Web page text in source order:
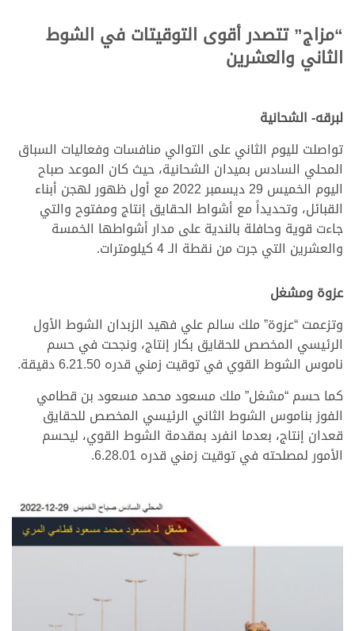
“مزاج” تتصدر أقوى التوقيتات في الشوط
الثاني والعشرين
لبرقه- الشحانية
تواصلت لليوم الثاني على التوالي منافسات وفعاليات السباق
المحلي السادس بميدان الشحانية، حيث كان الموعد صباح
اليوم الخميس 29 ديسمبر 2022 مع أول ظهور لهجن أبناء
القبائل، وتحديداً مع أشواط الحقايق إنتاج ومفتوح والتي
جاءت قوية وحافلة بالندية على مدار أشواطها الخمسة
والعشرين التي جرت من نقطة الـ 4 كيلومترات.
عزوة ومشغل
وتزعمت “عزوة” ملك سالم علي فهيد الزبدان الشوط الأول
الرئيسي المخصص للحقايق بكار إنتاج، ونجحت في حسم
ناموس الشوط القوي في توقيت زمني قدره 6.21.50 دقيقة.
كما حسم “مشغل” ملك مسعود محمد مسعود بن قطامي
الفوز بناموس الشوط الثاني الرئيسي المخصص للحقايق
قعدان إنتاج، بعدما انفرد بمقدمة الشوط القوي، ليحسم
الأمور لمصلحته في توقيت زمني قدره 6.28.01.